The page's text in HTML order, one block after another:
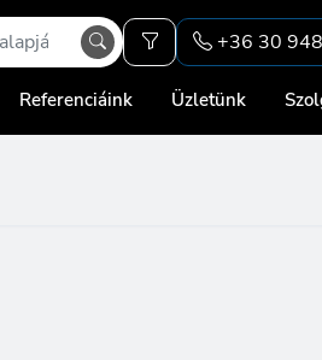
+36 30
Referenciáink Üzletünk